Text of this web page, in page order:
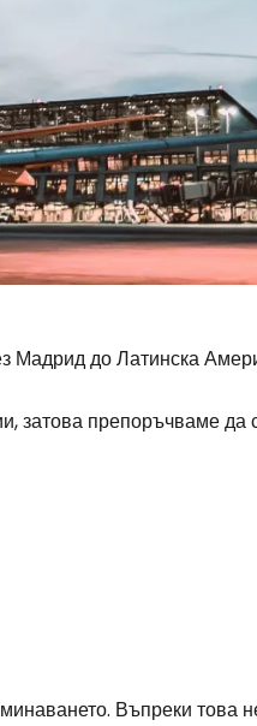
Мадрид до Латинска
затова препоръчваме да
Въпреки това